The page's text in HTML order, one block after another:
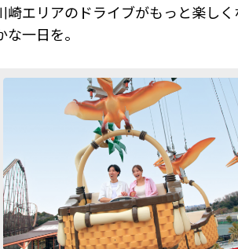
崎エリアのドライブがもっと楽し
な一日を。